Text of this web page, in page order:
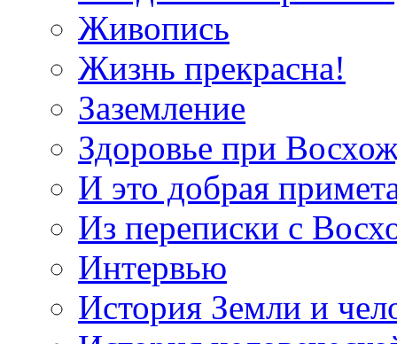
Живопись
Жизнь прекрасна!
Заземление
Здоровье при
И это добрая
Из переписки с
Интервью
История Земли и